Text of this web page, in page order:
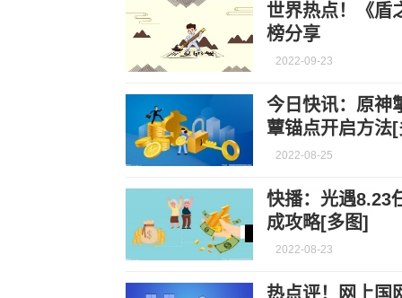
世界热点！《盾
榜分享
2022-09-23
今日快讯：原神
蕈锚点开启方法
2022-08-25
快播：光遇8.23
成攻略[多图]
2022-08-23
热点评！网上国